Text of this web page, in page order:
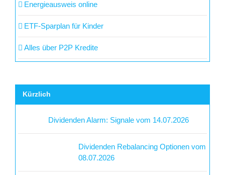
Energieausweis online
ETF-Sparplan für Kinder
Alles über P2P Kredite
Kürzlich
Dividenden Alarm: Signale vom 14.07.2026
Dividenden Rebalancing Optionen vom
08.07.2026